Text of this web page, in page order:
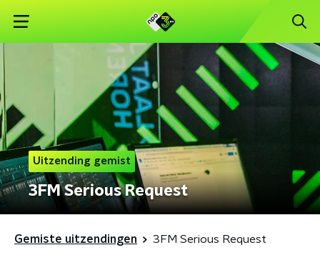
Uitzending gemist
3FM Serious Request
Gemiste uitzendingen 3FM Serious Request